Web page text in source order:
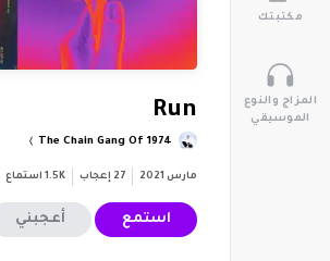
مكتبتك
المزاج والنوع
الموسيقي
Run
The Chain Gang Of 1974
مارس 2021 27 إعجاب 1.5K استماع
استمع أعجبني